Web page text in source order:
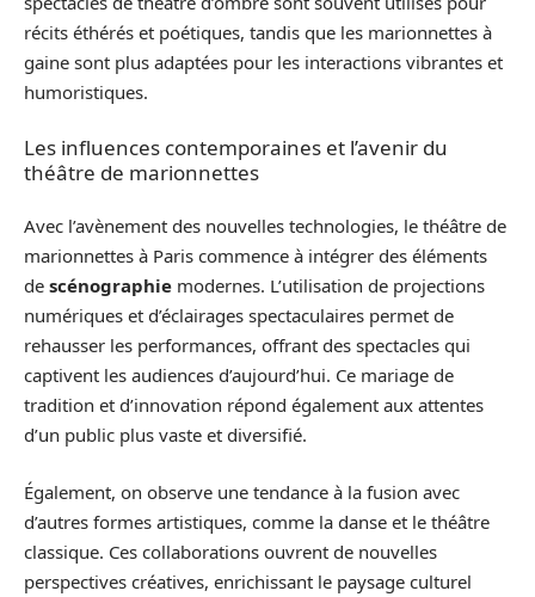
récits éthérés et poétiques, tandis que les marionnettes à
gaine sont plus adaptées pour les interactions vibrantes et
humoristiques.
Les influences contemporaines et l’avenir du
théâtre de marionnettes
Avec l’avènement des nouvelles technologies, le théâtre de
marionnettes à Paris commence à intégrer des éléments
de scénographie modernes. L’utilisation de projections
numériques et d’éclairages spectaculaires permet de
rehausser les performances, offrant des spectacles qui
captivent les audiences d’aujourd’hui. Ce mariage de
tradition et d’innovation répond également aux attentes
d’un public plus vaste et diversifié.
Également, on observe une tendance à la fusion avec
d’autres formes artistiques, comme la danse et le théâtre
classique. Ces collaborations ouvrent de nouvelles
perspectives créatives, enrichissant le paysage culturel